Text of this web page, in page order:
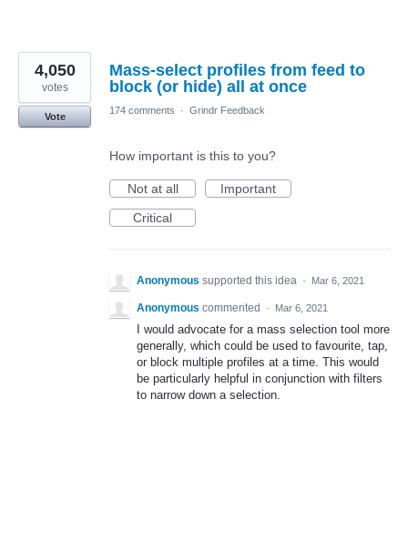
Mass-select profiles from feed to
block (or hide) all at once
4,050
votes
Vote
174 comments · Grindr Feedback
How important is this to you?
Not at all
Important
Critical
Anonymous supported this idea · Mar 6, 2021
Anonymous commented · Mar 6, 2021
I would advocate for a mass selection tool more
generally, which could be used to favourite, tap,
or block multiple profiles at a time. This would
be particularly helpful in conjunction with filters
to narrow down a selection.